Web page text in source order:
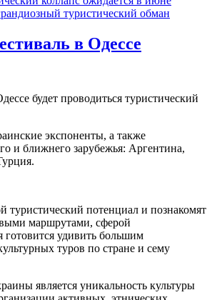
туристический обман
в Одессе
будет проводиться туристический
экспоненты, а также
и ближнего зарубежья: Аргентина,
потенциал и познакомят
маршрутами, сферой
готовится удивить большим
туров по стране и сему
является уникальность культуры